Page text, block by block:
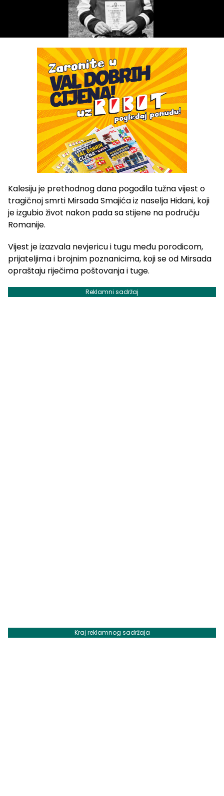
Kalesiju je prethodnog dana pogodila tužna vijest o
tragičnoj smrti Mirsada Smajića iz naselja Hidani, koji
je izgubio život nakon pada sa stijene na području
Romanije.
Vijest je izazvala nevjericu i tugu među porodicom,
prijateljima i brojnim poznanicima, koji se od Mirsada
opraštaju riječima poštovanja i tuge.
Reklamni sadržaj
Kraj reklamnog sadržaja